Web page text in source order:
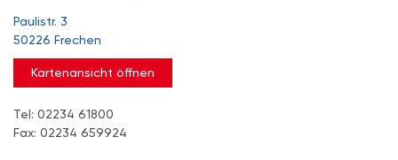
Paulistr. 3
50226 Frechen
Kartenansicht öffnen
Tel: 02234 61800
Fax: 02234 659924